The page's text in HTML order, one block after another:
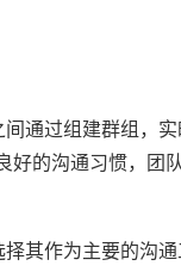
通过组建群组，
的沟通习惯，团
其作为主要的沟通